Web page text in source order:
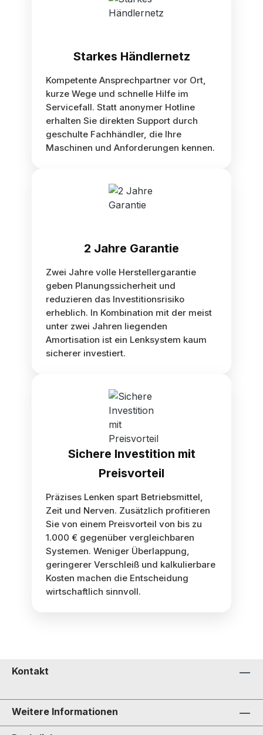
Starkes Händlernetz
Kompetente Ansprechpartner vor Ort,
kurze Wege und schnelle Hilfe im
Servicefall. Statt anonymer Hotline
erhalten Sie direkten Support durch
geschulte Fachhändler, die Ihre
Maschinen und Anforderungen kennen.
2 Jahre Garantie
Zwei Jahre volle Herstellergarantie
geben Planungssicherheit und
reduzieren das Investitionsrisiko
erheblich. In Kombination mit der meist
unter zwei Jahren liegenden
Amortisation ist ein Lenksystem kaum
sicherer investiert.
Sichere Investition mit
Preisvorteil
Präzises Lenken spart Betriebsmittel,
Zeit und Nerven. Zusätzlich profitieren
Sie von einem Preisvorteil von bis zu
1.000 € gegenüber vergleichbaren
Systemen. Weniger Überlappung,
geringerer Verschleiß und kalkulierbare
Kosten machen die Entscheidung
wirtschaftlich sinnvoll.
Kontakt
Weitere Informationen